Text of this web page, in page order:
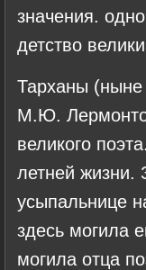
значения.
детство
Тарханы
М.Ю.
великого
летней жизни.
усыпальнице
здесь могила
могила отца